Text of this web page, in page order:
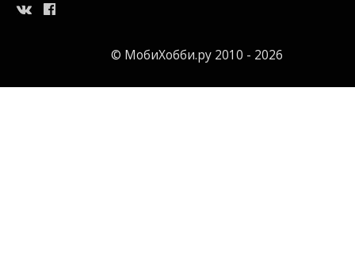
© МобиХобби.ру 2010 - 2026